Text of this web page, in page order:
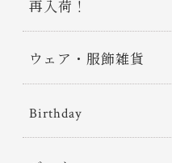
再入荷！
ウェア・服飾雑貨
Birthday